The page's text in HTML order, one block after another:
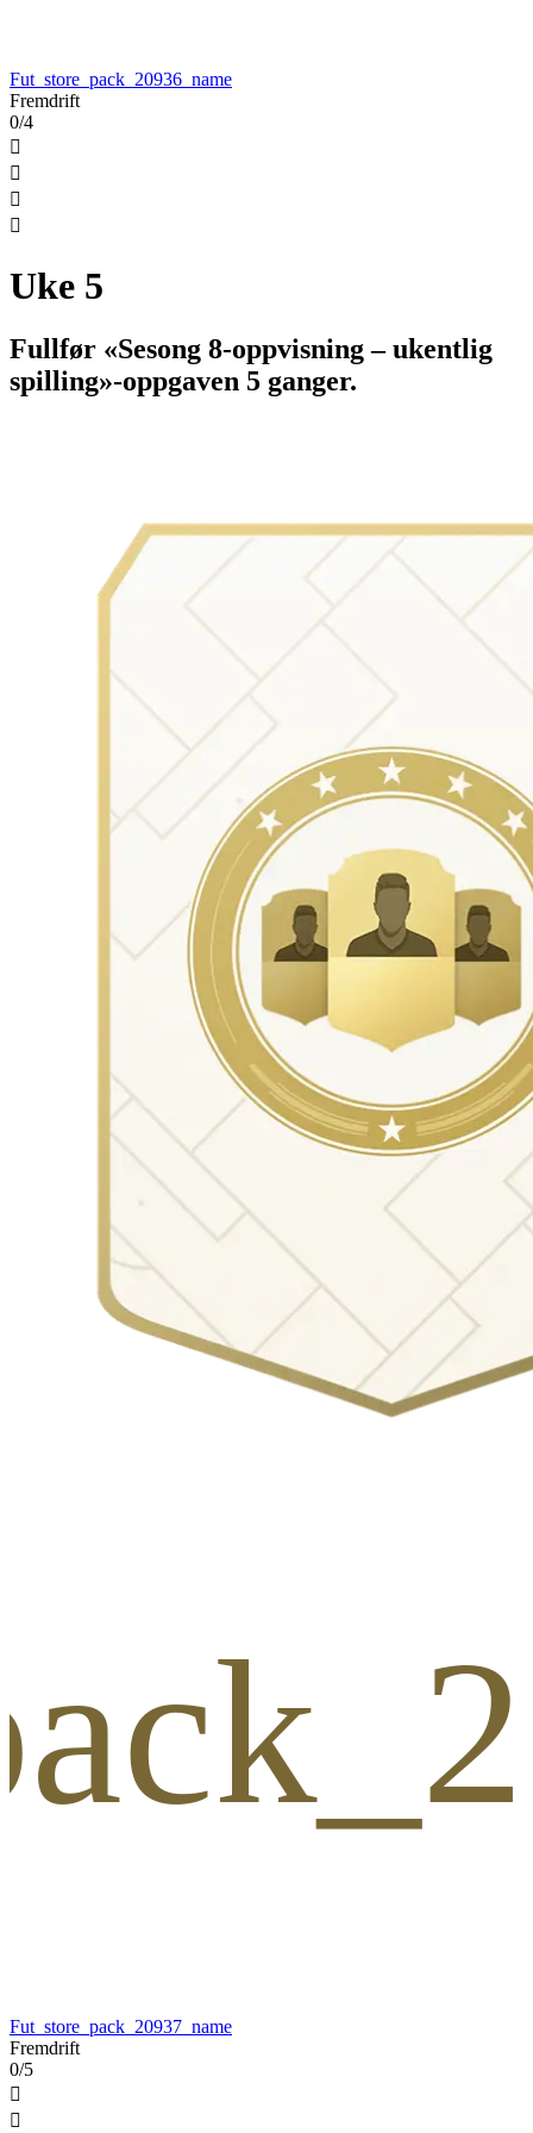
Fut_store_pack_20936_name
Fremdrift
0/4




Uke 5
Fullfør «Sesong 8-oppvisning – ukentlig
spilling»-oppgaven 5 ganger.
Fut_store_pack_20937_name
Fremdrift
0/5

